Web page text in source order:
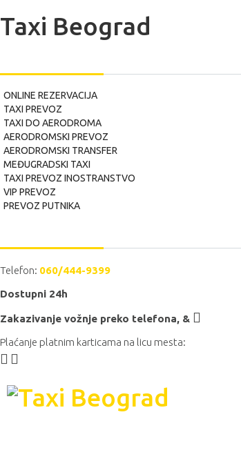
Taxi Beograd
ONLINE REZERVACIJA
TAXI PREVOZ
TAXI DO AERODROMA
AERODROMSKI PREVOZ
AERODROMSKI TRANSFER
MEĐUGRADSKI TAXI
TAXI PREVOZ INOSTRANSTVO
VIP PREVOZ
PREVOZ PUTNIKA
Telefon: 060/444-9399
Dostupni 24h
Zakazivanje vožnje preko telefona, &
Plaćanje platnim karticama na licu mesta: